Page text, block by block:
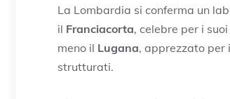
La Lombardia si conferma un
il Franciacorta, celebre per i
meno il Lugana, apprezzato per
strutturati.